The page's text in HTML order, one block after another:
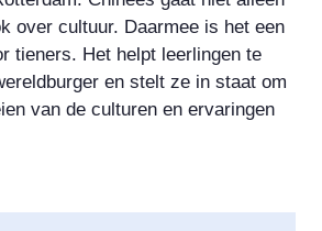
over cultuur. Daarmee is het een
tieners. Het helpt leerlingen te
en stelt ze in staat om
van de culturen en ervaringen